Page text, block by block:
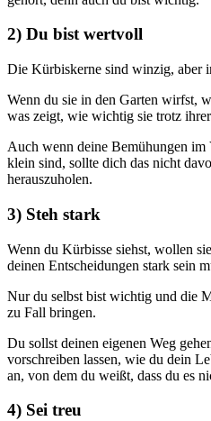
2) Du bist wertvoll
Die Kürbiskerne sind winzig, aber
Wenn du sie in den Garten wirfst,
was zeigt, wie wichtig sie trotz
Auch wenn deine Bemühungen
klein sind, sollte dich das nicht
herauszuholen.
3) Steh stark
Wenn du Kürbisse siehst, wollen
deinen Entscheidungen stark sein
Nur du selbst bist wichtig und die
zu Fall bringen.
Du sollst deinen eigenen Weg
vorschreiben lassen, wie du dein
an, von dem du weißt, dass du es
4) Sei treu